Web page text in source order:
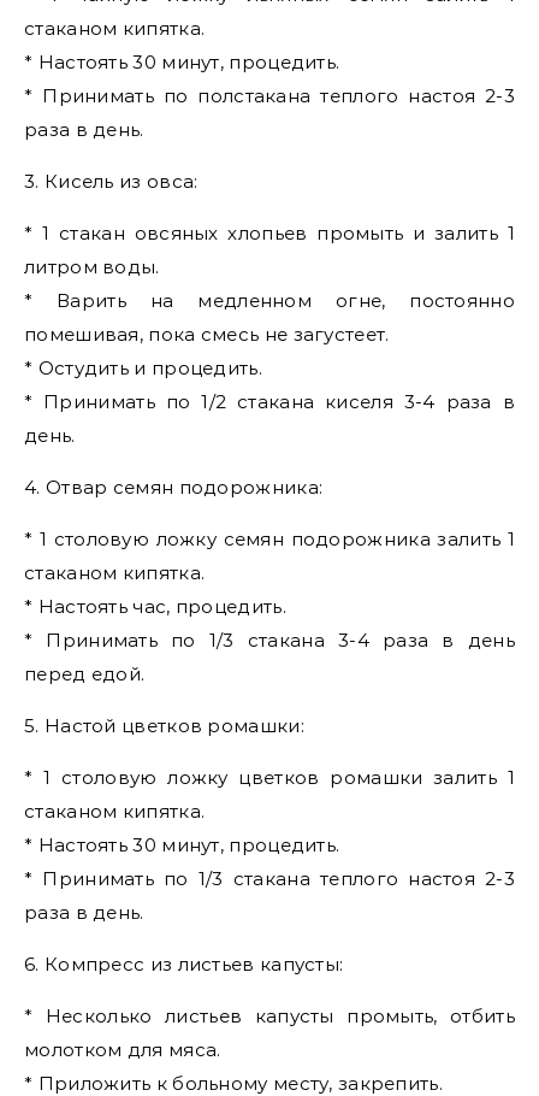
стаканом кипятка.
* Настоять 30 минут, процедить.
* Принимать по полстакана теплого настоя 2-3
раза в день.
3. Кисель из овса:
* 1 стакан овсяных хлопьев промыть и залить 1
литром воды.
* Варить на медленном огне, постоянно
помешивая, пока смесь не загустеет.
* Остудить и процедить.
* Принимать по 1/2 стакана киселя 3-4 раза в
день.
4. Отвар семян подорожника:
* 1 столовую ложку семян подорожника залить 1
стаканом кипятка.
* Настоять час, процедить.
* Принимать по 1/3 стакана 3-4 раза в день
перед едой.
5. Настой цветков ромашки:
* 1 столовую ложку цветков ромашки залить 1
стаканом кипятка.
* Настоять 30 минут, процедить.
* Принимать по 1/3 стакана теплого настоя 2-3
раза в день.
6. Компресс из листьев капусты:
* Несколько листьев капусты промыть, отбить
молотком для мяса.
* Приложить к больному месту, закрепить.